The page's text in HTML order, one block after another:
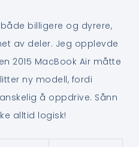
billigere og dyrere,
av deler. Jeg opplevde
2015 MacBook Air måtte
ny modell, fordi
å oppdrive. Sånn
alltid logisk!